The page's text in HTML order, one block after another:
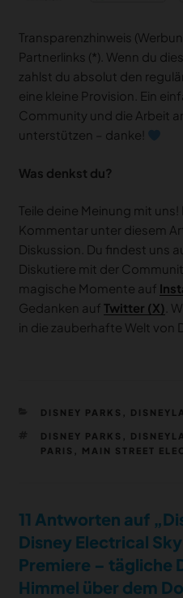
Transparenzhinweis
Partnerlinks (*). Wenn du
zahlst du absolut den
eine kleine Provision. Ein
Community und die Arbeit
unterstützen – danke!
Was denkst du?
Teile deine Meinung mit
Kommentar unter diesem
Diskussion. Du findest uns
Diskutiere mit der
magische Momente auf
Gedanken auf Twitter (X) .
in die zauberhafte Welt von
KATEGORIEN
DISNEY PARKS
SCHLAGWÖRTER
DISNEY PARKS
PARIS
MAIN STREET
11 Antworten auf
Disney Electrical
Premiere – tägliche
Himmel über dem